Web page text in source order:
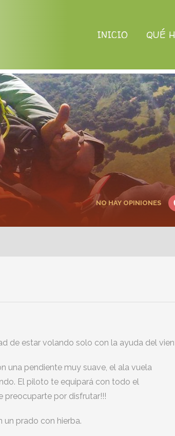
INICIO QUÉ
NO HAY OPINIONES
de estar volando solo con la ayuda del
una pendiente muy suave, el ala vuela
El piloto te equipará con todo el
preocuparte por disfrutar!!!
un prado con hierba.